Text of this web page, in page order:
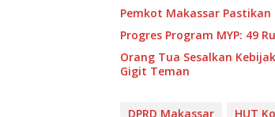
Pemkot Makassar Pastikan
Progres Program MYP: 49
Orang Tua Sesalkan
Gigit Teman
DPRD Makassar HUT